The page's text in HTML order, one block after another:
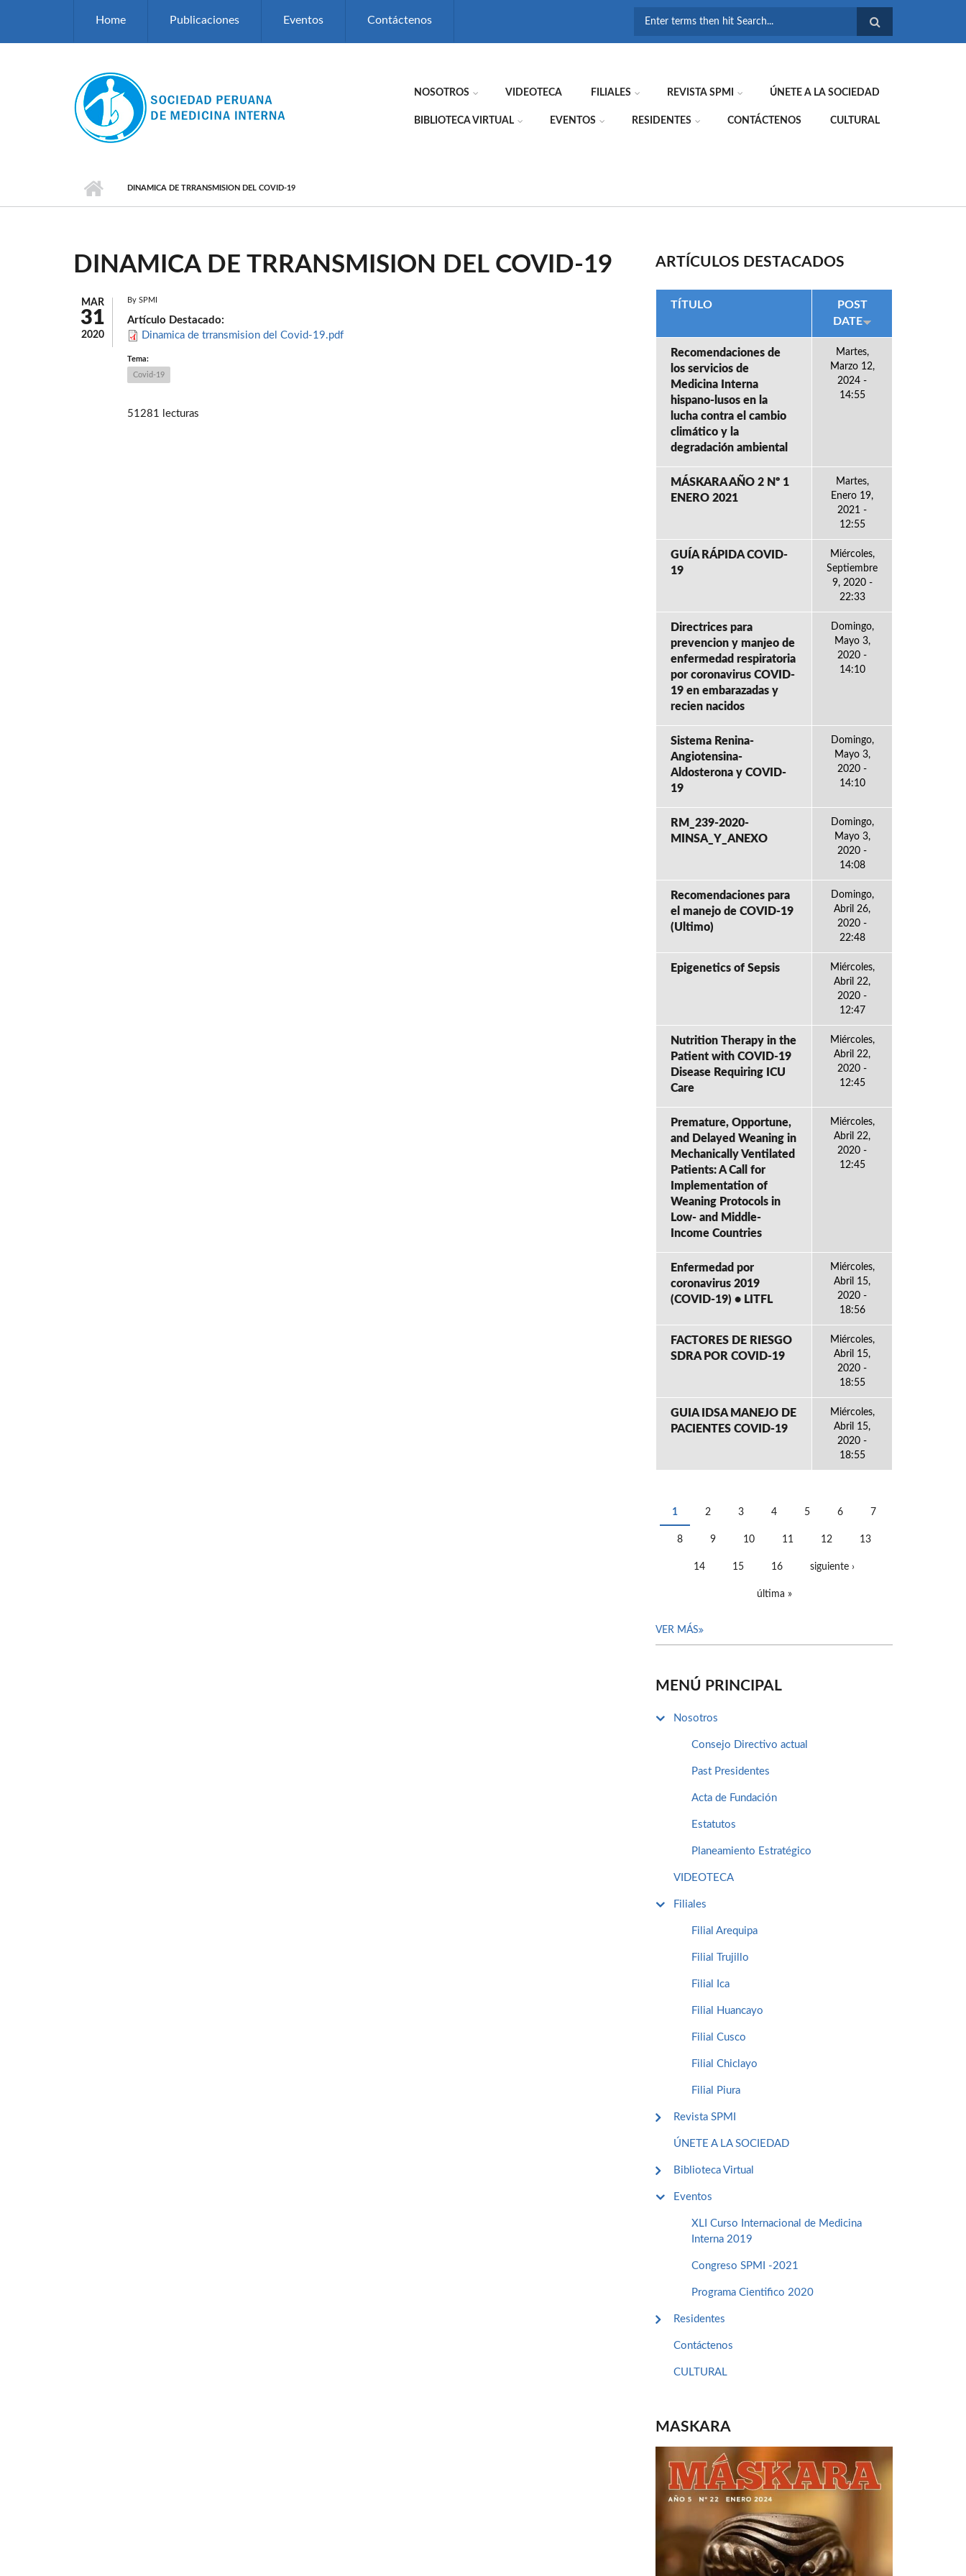
Home Publicaciones Eventos Contáctenos
NOSOTROS VIDEOTECA FILIALES REVISTA SPMI ÚNETE A LA SOCIEDAD
BIBLIOTECA VIRTUAL EVENTOS RESIDENTES CONTÁCTENOS CULTURAL
DINAMICA DE TRRANSMISION DEL COVID-19
DINAMICA DE TRRANSMISION DEL COVID-19
MAR
31
2020
By SPMI
Artículo Destacado:
Dinamica de trransmision del Covid-19.pdf
Tema:
Covid-19
51281 lecturas
ARTÍCULOS DESTACADOS
TÍTULO
POST
DATE
Recomendaciones de
los servicios de
Medicina Interna
hispano-lusos en la
lucha contra el cambio
climático y la
degradación ambiental
Martes,
Marzo 12,
2024 -
14:55
MÁSKARA AÑO 2 Nº 1
ENERO 2021
Martes,
Enero 19,
2021 -
12:55
GUÍA RÁPIDA COVID-
19
Miércoles,
Septiembre
9, 2020 -
22:33
Directrices para
prevencion y manjeo de
enfermedad respiratoria
por coronavirus COVID-
19 en embarazadas y
recien nacidos
Domingo,
Mayo 3,
2020 -
14:10
Sistema Renina-
Angiotensina-
Aldosterona y COVID-
19
Domingo,
Mayo 3,
2020 -
14:10
RM_239-2020-
MINSA_Y_ANEXO
Domingo,
Mayo 3,
2020 -
14:08
Recomendaciones para
el manejo de COVID-19
(Ultimo)
Domingo,
Abril 26,
2020 -
22:48
Epigenetics of Sepsis
Miércoles,
Abril 22,
2020 -
12:47
Nutrition Therapy in the
Patient with COVID-19
Disease Requiring ICU
Care
Miércoles,
Abril 22,
2020 -
12:45
Premature, Opportune,
and Delayed Weaning in
Mechanically Ventilated
Patients: A Call for
Implementation of
Weaning Protocols in
Low- and Middle-
Income Countries
Miércoles,
Abril 22,
2020 -
12:45
Enfermedad por
coronavirus 2019
(COVID-19) • LITFL
Miércoles,
Abril 15,
2020 -
18:56
FACTORES DE RIESGO
SDRA POR COVID-19
Miércoles,
Abril 15,
2020 -
18:55
GUIA IDSA MANEJO DE
PACIENTES COVID-19
Miércoles,
Abril 15,
2020 -
18:55
PÁGINAS
1 2 3 4 5 6 7
8 9 10 11 12 13
14 15 16 siguiente ›
última »
VER MÁS
MENÚ PRINCIPAL
Nosotros
Consejo Directivo actual
Past Presidentes
Acta de Fundación
Estatutos
Planeamiento Estratégico
VIDEOTECA
Filiales
Filial Arequipa
Filial Trujillo
Filial Ica
Filial Huancayo
Filial Cusco
Filial Chiclayo
Filial Piura
Revista SPMI
ÚNETE A LA SOCIEDAD
Biblioteca Virtual
Eventos
XLI Curso Internacional de Medicina
Interna 2019
Congreso SPMI -2021
Programa Cientifico 2020
Residentes
Contáctenos
CULTURAL
MASKARA